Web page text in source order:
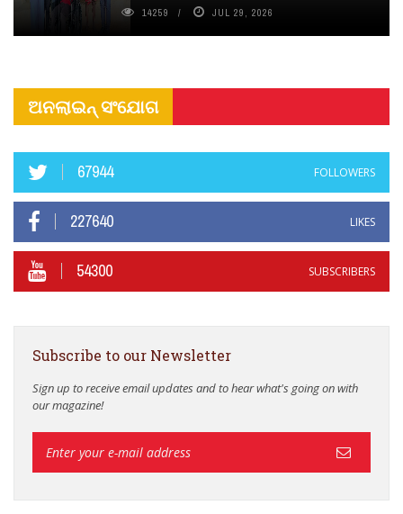
14259 JUL 29, 2026
ଅନଲାଇନ୍ ସଂଯୋଗ
67944 FOLLOWERS
227640 LIKES
54300 SUBSCRIBERS
Subscribe to our Newsletter
Sign up to receive email updates and to hear what's going on with
our magazine!